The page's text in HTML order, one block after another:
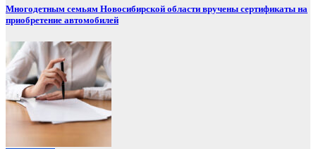
Многодетным семьям Новосибирской области вручены сертификаты на
приобретение автомобилей